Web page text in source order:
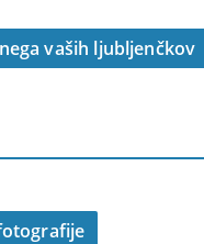
vaših ljubljenčkov